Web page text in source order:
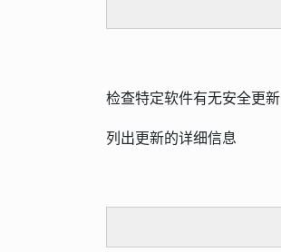
检查特定软件有无安全更新
列出更新的详细信息